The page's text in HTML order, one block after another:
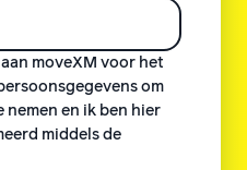
moveXM voor het
om
en ik ben hier
middels de